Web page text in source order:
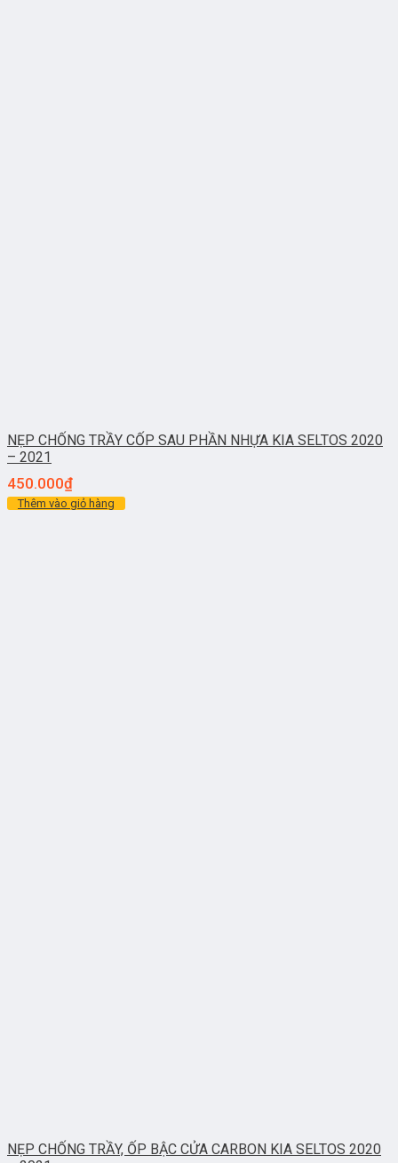
NẸP CHỐNG TRẦY CỐP SAU PHẦN NHỰA KIA SELTOS 2020
– 2021
450.000₫
Thêm vào giỏ hàng
NẸP CHỐNG TRẦY, ỐP BẬC CỬA CARBON KIA SELTOS 2020